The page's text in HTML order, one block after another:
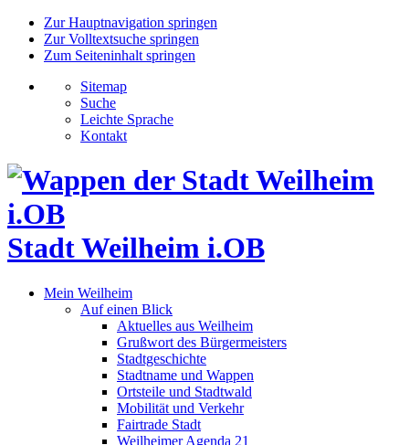
Zur Hauptnavigation springen
Zur Volltextsuche springen
Zum Seiteninhalt springen
Sitemap
Suche
Leichte Sprache
Kontakt
Stadt Weilheim i.OB
Mein Weilheim
Auf einen Blick
Aktuelles aus Weilheim
Grußwort des Bürgermeisters
Stadtgeschichte
Stadtname und Wappen
Ortsteile und Stadtwald
Mobilität und Verkehr
Fairtrade Stadt
Weilheimer Agenda 21